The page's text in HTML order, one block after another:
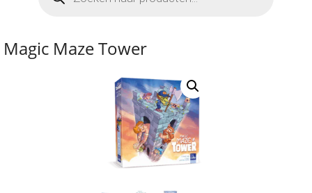
Magic Maze Tower